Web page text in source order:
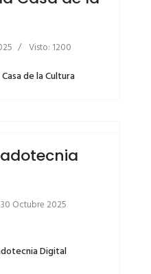
Visto: 1200
de la Cultura
30 Octubre 2025
Digital